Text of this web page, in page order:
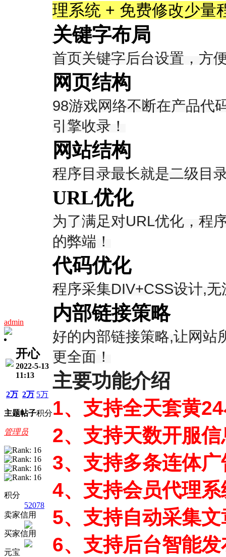
admin
开心
2022-5-13
11:13
2万
主题
2万
帖子
5万
积分
管理员
积分
52078
卖家信用
买家信用
元宝
理系统 + 免费修改少量
关键字布局
首页关键字后台设置，方
网页结构
98游戏网络不断在产品代
引擎收录！
网站结构
程序目录最长就是二级目
URL优化
为了满足对URL优化，程
的弊端！
代码优化
程序采集DIV+CSS设计,
内部链接策略
好的内部链接策略,让网站
更全面！
主要功能介绍
1、支持全天套黄
2、支持天数开服
3、支持多条连体广
4、支持会员代理系
5、支持自动采集
6、支持后台智能